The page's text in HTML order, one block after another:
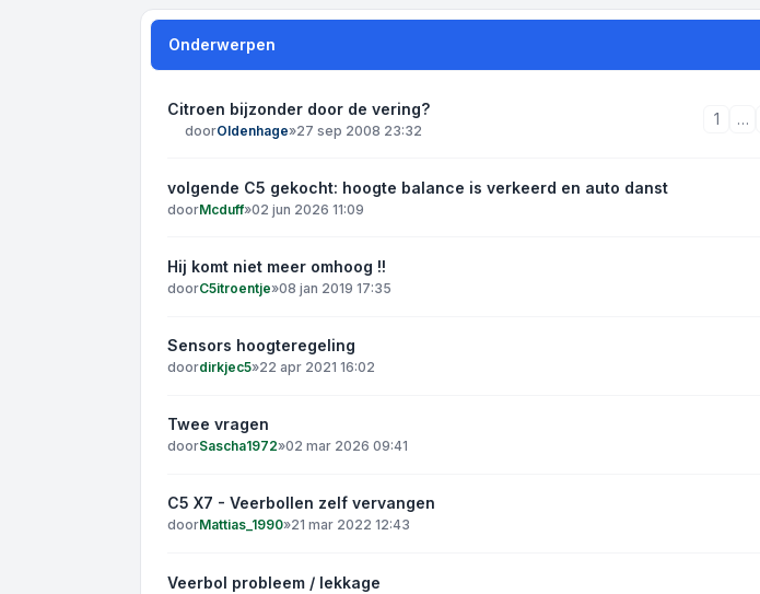
Onderwerpen
Citroen bijzonder door de vering?
doorOldenhage»27 sep 2008 23:32
1 …
volgende C5 gekocht: hoogte balance is verkeerd en auto danst
doorMcduff»02 jun 2026 11:09
Hij komt niet meer omhoog !!
doorC5itroentje»08 jan 2019 17:35
Sensors hoogteregeling
doordirkjec5»22 apr 2021 16:02
Twee vragen
doorSascha1972»02 mar 2026 09:41
C5 X7 - Veerbollen zelf vervangen
doorMattias_1990»21 mar 2022 12:43
Veerbol probleem / lekkage